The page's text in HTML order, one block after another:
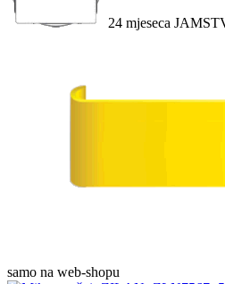
24 mjeseca
samo na web-shopu